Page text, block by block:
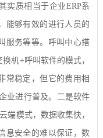
实质相当于企业ERP系
能够有效的进行人员的
服务等等。呼叫中心搭
换机+呼叫软件的模式，
常稳定，但它的费用相
业进行普及。二是软件
端模式，数据收集快，
息安全的难以保证，数